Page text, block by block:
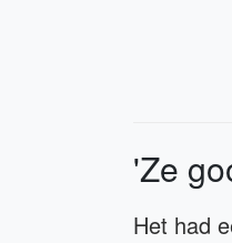
'Ze
Het had